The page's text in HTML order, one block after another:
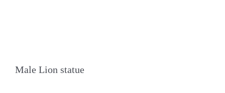
Male Lion statue